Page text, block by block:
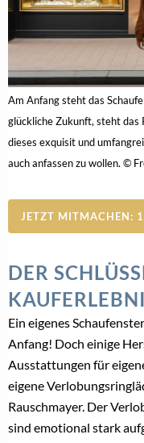
Der nächste YES-
Vorteile für